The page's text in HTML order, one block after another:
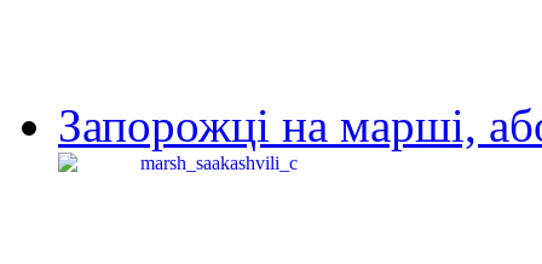
Запорожці на марші,